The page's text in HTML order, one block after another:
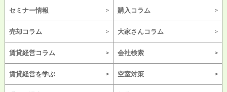
セミナー情報 購入コラム
売却コラム 大家さんコラム
賃貸経営コラム 会社検索
賃貸経営を学ぶ 空室対策